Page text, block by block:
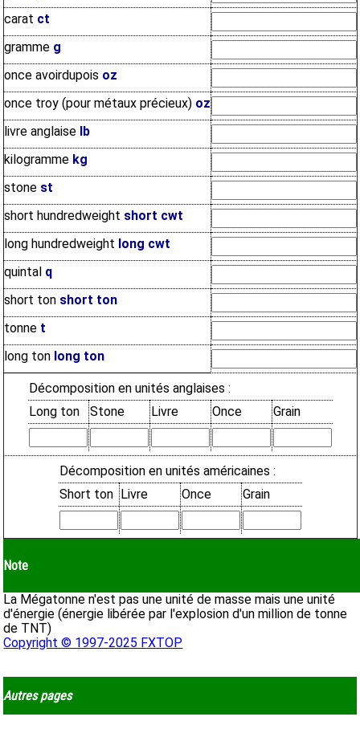
carat ct
gramme g
once avoirdupois oz
once troy (pour métaux précieux) oz
livre anglaise lb
kilogramme kg
stone st
short hundredweight short cwt
long hundredweight long cwt
quintal q
short ton short ton
tonne t
long ton long ton
Décomposition en unités anglaises :
Long ton
Stone Livre Once Grain
Décomposition en unités américaines :
Short ton
Livre Once Grain
Note
La Mégatonne n'est pas une unité de masse mais une unité
d'énergie (énergie libérée par l'explosion d'un million de tonne
de TNT)
Copyright © 1997-2025 FXTOP
Autres pages